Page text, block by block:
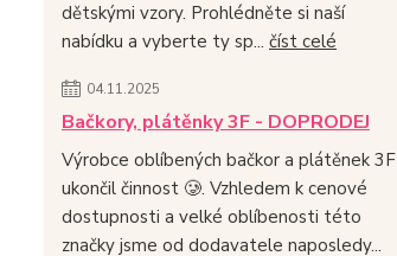
dětskými vzory. Prohlédněte si naší
nabídku a vyberte ty sp... číst celé
04.11.2025
Bačkory, plátěnky 3F - DOPRODEJ
Výrobce oblíbených bačkor a plátěnek 3F
ukončil činnost 🥲. Vzhledem k cenové
dostupnosti a velké oblíbenosti této
značky jsme od dodavatele naposledy...